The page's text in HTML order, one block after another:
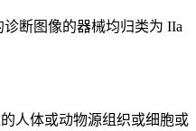
断图像的器械均归类为 IIa
人体或动物源组织或细胞或